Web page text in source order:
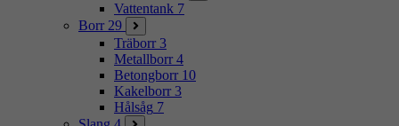
Vattentank 7
Borr 29
Träborr 3
Metallborr 4
Betongborr 10
Kakelborr 3
Hålsåg 7